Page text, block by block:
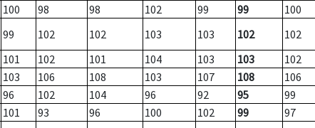
100 98 98 102 99 99
100
99 102 102 103 103 102
102
101 102 101 104 103 103
102
103 106 108 103 107 108
106
96 102 104 96 92 95
99
101 93 96 100 102 99
97